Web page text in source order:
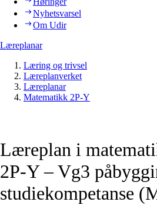
Nyhetsvarsel
Om Udir
Læreplanar
Læring og trivsel
Læreplanverket
Læreplanar
Matematikk 2P-Y
Læreplan i
2P-Y – Vg3
studiekompetanse